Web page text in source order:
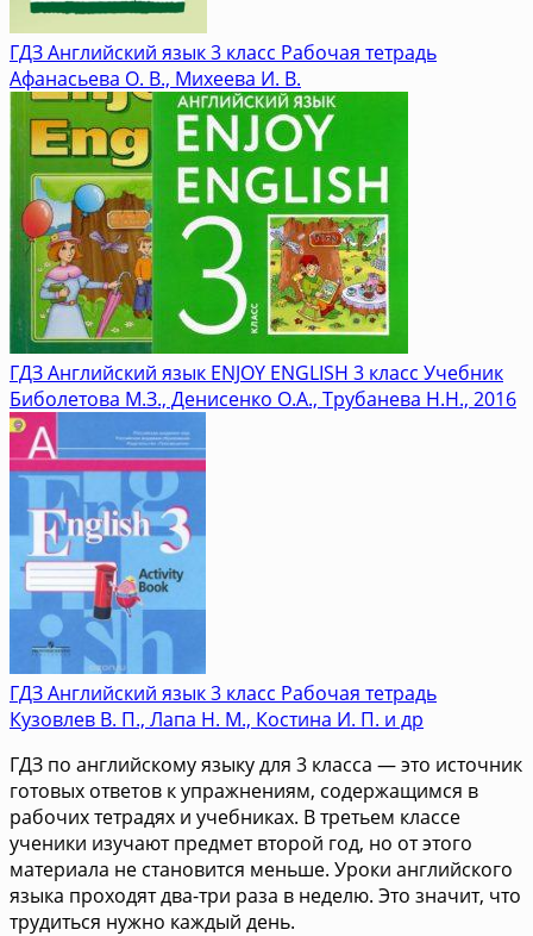
ГДЗ Английский язык 3 класс Рабочая тетрадь
Афанасьева О. В., Михеева И. В.
ГДЗ Английский язык ENJOY ENGLISH 3 класс Учебник
Биболетова М.З., Денисенко О.А., Трубанева Н.Н., 2016
ГДЗ Английский язык 3 класс Рабочая тетрадь
Кузовлев В. П., Лапа Н. М., Костина И. П. и др
ГДЗ по английскому языку для 3 класса — это источник
готовых ответов к упражнениям, содержащимся в
рабочих тетрадях и учебниках. В третьем классе
ученики изучают предмет второй год, но от этого
материала не становится меньше. Уроки английского
языка проходят два-три раза в неделю. Это значит, что
трудиться нужно каждый день.